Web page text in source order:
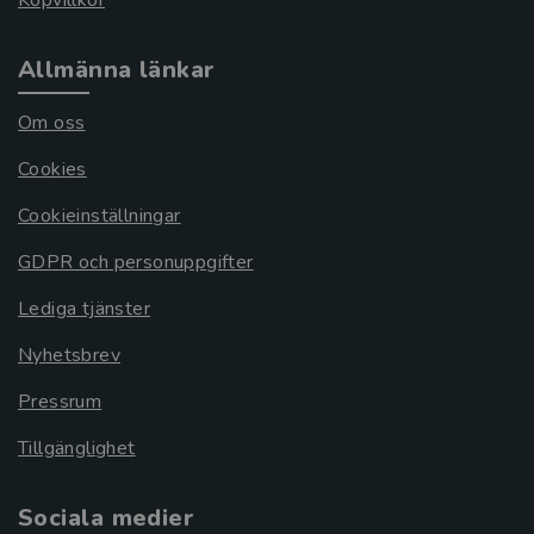
Allmänna länkar
Om oss
Cookies
Cookieinställningar
GDPR och personuppgifter
Lediga tjänster
Nyhetsbrev
Pressrum
Tillgänglighet
Sociala medier